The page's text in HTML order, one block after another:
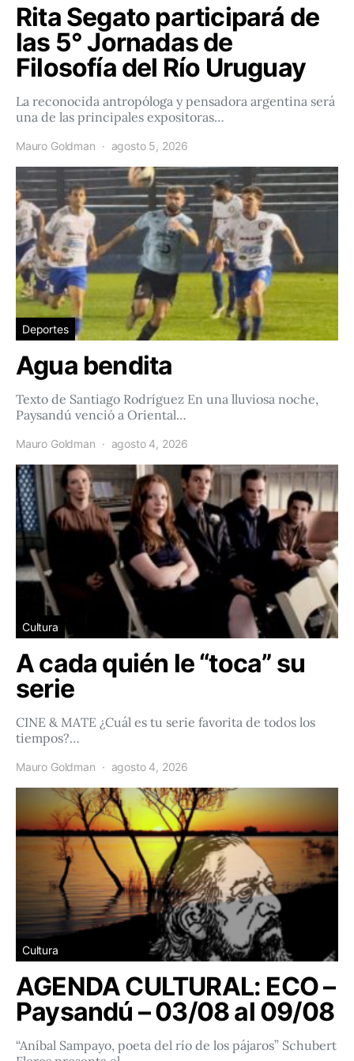
Rita Segato participará de
las 5° Jornadas de
Filosofía del Río Uruguay
La reconocida antropóloga y pensadora argentina será
una de las principales expositoras…
Mauro Goldman agosto 5, 2026
Deportes
Agua bendita
Texto de Santiago Rodríguez En una lluviosa noche,
Paysandú venció a Oriental…
Mauro Goldman agosto 4, 2026
Cultura
A cada quién le “toca” su
serie
CINE & MATE ¿Cuál es tu serie favorita de todos los
tiempos?…
Mauro Goldman agosto 4, 2026
Cultura
AGENDA CULTURAL: ECO –
Paysandú – 03/08 al 09/08
“Aníbal Sampayo, poeta del río de los pájaros” Schubert